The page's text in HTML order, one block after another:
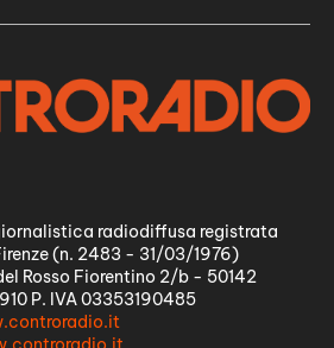
radiodiffusa registrata
(n. 2483 - 31/03/1976)
Rosso Fiorentino 2/b - 50142
P. IVA 03353190485